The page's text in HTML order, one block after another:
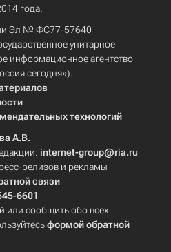
года.
Эл № ФС77-57640
унитарное
информационное агентство
сегодня»).
технологий
А.В.
internet-group@ria.ru
релизов и рекламы
связи
6601
или сообщить обо всех
формой обратной